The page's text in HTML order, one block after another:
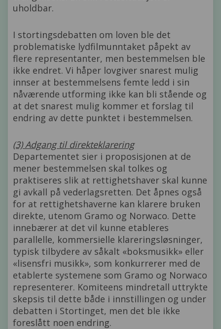
uholdbar.
I stortingsdebatten om loven ble det
problematiske lydfilmunntaket påpekt av
flere representanter, men bestemmelsen ble
ikke endret. Vi håper lovgiver snarest mulig
innser at bestemmelsens femte ledd i sin
nåværende utforming ikke kan bli stående og
at det snarest mulig kommer et forslag til
endring av dette punktet i bestemmelsen.
(3) Adgang til direkteklarering
Departementet sier i proposisjonen at de
mener bestemmelsen skal tolkes og
praktiseres slik at rettighetshaver skal kunne
gi avkall på vederlagsretten. Det åpnes også
for at rettighetshaverne kan klarere bruken
direkte, utenom Gramo og Norwaco. Dette
innebærer at det vil kunne etableres
parallelle, kommersielle klareringsløsninger,
typisk tilbydere av såkalt «boksmusikk» eller
«lisensfri musikk», som konkurrerer med de
etablerte systemene som Gramo og Norwaco
representerer. Komiteens mindretall uttrykte
skepsis til dette både i innstillingen og under
debatten i Stortinget, men det ble ikke
foreslått noen endring.